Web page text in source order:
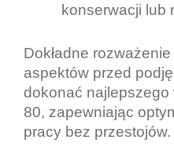
konserwacji lub
Dokładne
aspektów przed
dokonać najlepszego
80, zapewniając
pracy bez przestojów.